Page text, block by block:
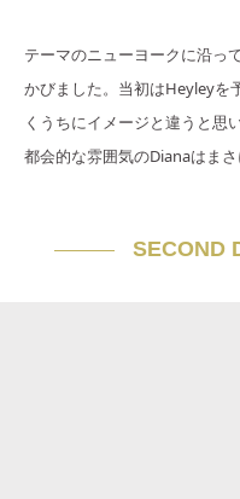
テーマのニューヨークに沿っ
かびました。当初はHeyleyを
くうちにイメージと違うと思
都会的な雰囲気のDianaはまさ
SECOND